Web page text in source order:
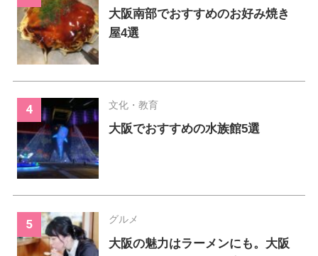
大阪南部でおすすめのお好み焼き
屋4選
文化・教育
大阪でおすすめの水族館5選
グルメ
大阪の魅力はラーメンにも。大阪